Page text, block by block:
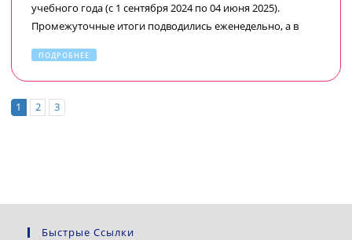
учебного года (с 1 сентября 2024 по 04 июня 2025).
Промежуточные итоги подводились еженедельно, а в
промежуточных состязаний. Конкурс даёт возможность
проявить себя детям в разнообразных направлениях
разных возрастов. Уровень конкурса растёт с каждым
годом, а правила понятны и прозрачны. Организаторы
ПОДРОБНЕЕ
1 2 3
Быстрые Ссылки